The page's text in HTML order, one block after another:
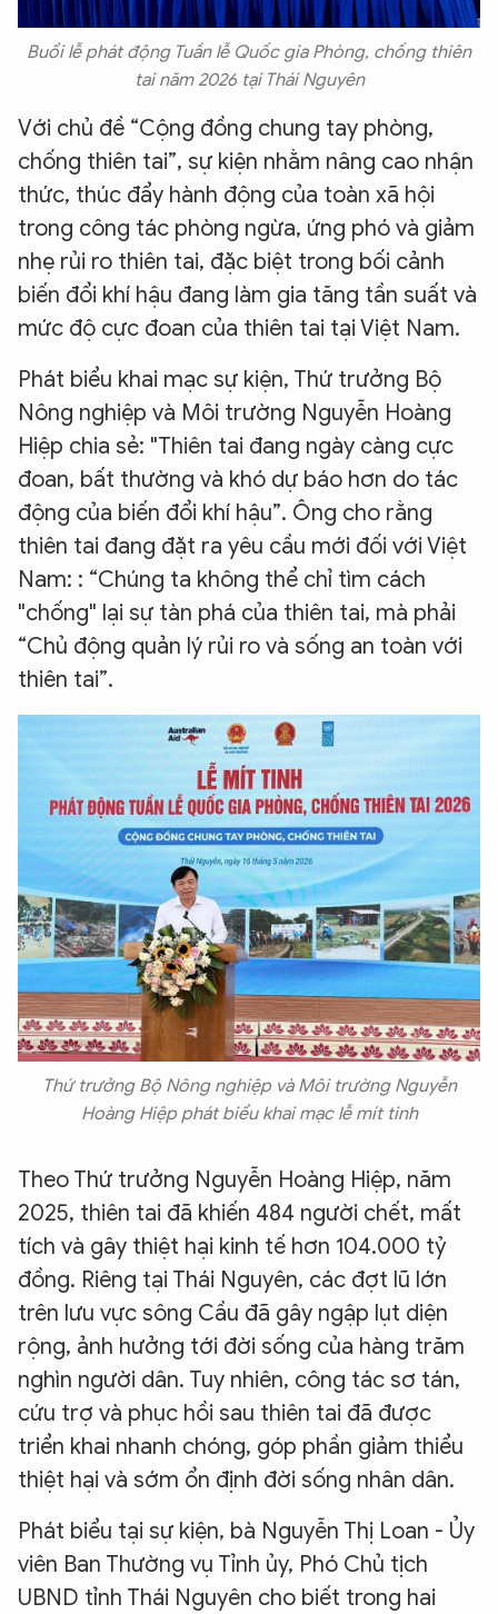
Buổi lễ phát động Tuần lễ Quốc gia Phòng, chống thiên
tai năm 2026 tại Thái Nguyên
Với chủ đề “Cộng đồng chung tay phòng,
chống thiên tai”, sự kiện nhằm nâng cao nhận
thức, thúc đẩy hành động của toàn xã hội
trong công tác phòng ngừa, ứng phó và giảm
nhẹ rủi ro thiên tai, đặc biệt trong bối cảnh
biến đổi khí hậu đang làm gia tăng tần suất và
mức độ cực đoan của thiên tai tại Việt Nam.
Phát biểu khai mạc sự kiện, Thứ trưởng Bộ
Nông nghiệp và Môi trường Nguyễn Hoàng
Hiệp chia sẻ: "Thiên tai đang ngày càng cực
đoan, bất thường và khó dự báo hơn do tác
động của biến đổi khí hậu”. Ông cho rằng
thiên tai đang đặt ra yêu cầu mới đối với Việt
Nam: : “Chúng ta không thể chỉ tìm cách
"chống" lại sự tàn phá của thiên tai, mà phải
“Chủ động quản lý rủi ro và sống an toàn với
thiên tai”.
Thứ trưởng Bộ Nông nghiệp và Môi trường Nguyễn
Hoàng Hiệp phát biểu khai mạc lễ mít tinh
Theo Thứ trưởng Nguyễn Hoàng Hiệp, năm
2025, thiên tai đã khiến 484 người chết, mất
tích và gây thiệt hại kinh tế hơn 104.000 tỷ
đồng. Riêng tại Thái Nguyên, các đợt lũ lớn
trên lưu vực sông Cầu đã gây ngập lụt diện
rộng, ảnh hưởng tới đời sống của hàng trăm
nghìn người dân. Tuy nhiên, công tác sơ tán,
cứu trợ và phục hồi sau thiên tai đã được
triển khai nhanh chóng, góp phần giảm thiểu
thiệt hại và sớm ổn định đời sống nhân dân.
Phát biểu tại sự kiện, bà Nguyễn Thị Loan - Ủy
viên Ban Thường vụ Tỉnh ủy, Phó Chủ tịch
UBND tỉnh Thái Nguyên cho biết trong hai